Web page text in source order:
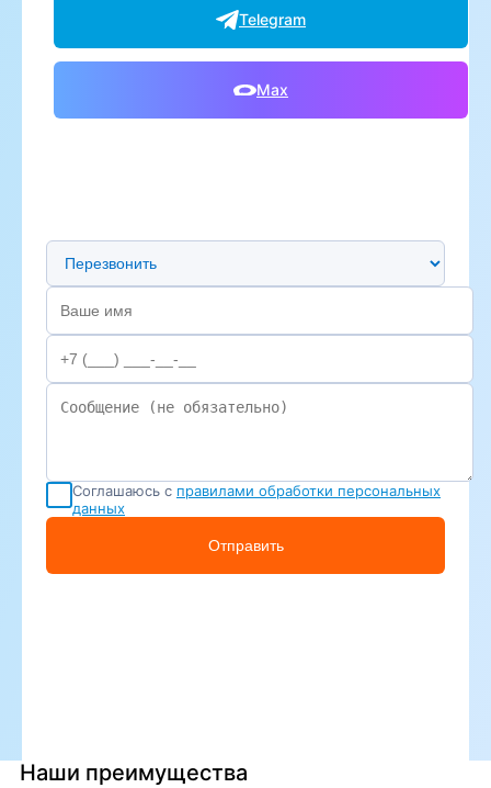
Telegram
Max
Предпочтительный способ связи
Соглашаюсь с правилами обработки персональных
данных
Отправить
Наши преимущества